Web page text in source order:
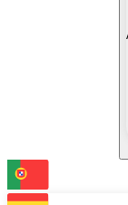
Compre as
Converta
Troque